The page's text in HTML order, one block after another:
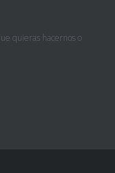
quieras hacernos o